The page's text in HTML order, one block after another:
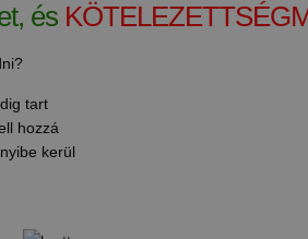
és
tart
hozzá
kerül